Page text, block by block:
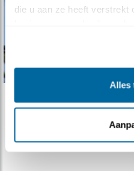
die u aan ze heeft verstrekt
Alles
Video
De zanglijster: blij
21.02.23Een echte